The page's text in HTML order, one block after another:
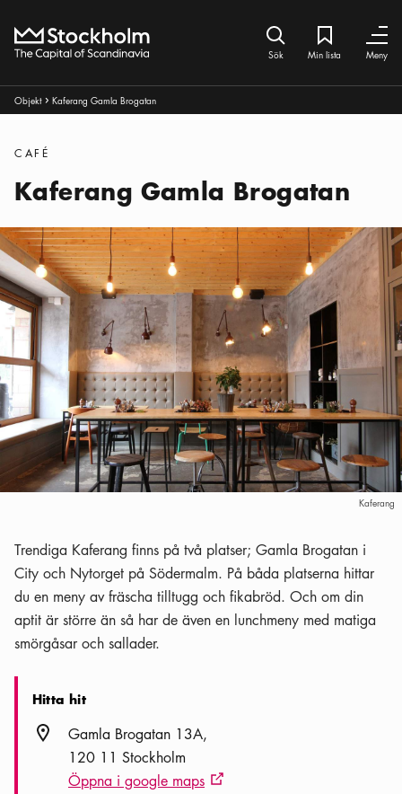
Hem
Sök ikon
Sök
Min lista
Bokmärke
Min lista Meny
Stäng
Brödsmulor:
ObjektPul ikon
Kaferang Gamla Brogatan
Kategorier
CAFÉ
Kaferang Gamla Brogatan
Kaferang
Trendiga Kaferang finns på två platser; Gamla Brogatan i
City och Nytorget på Södermalm. På båda platserna hittar
du en meny av fräscha tilltugg och fikabröd. Och om din
aptit är större än så har de även en lunchmeny med matiga
smörgåsar och sallader.
Hitta hit
Plats ikonGamla Brogatan 13A
120 11 Stockholm
Öppna i google maps Extern ikon